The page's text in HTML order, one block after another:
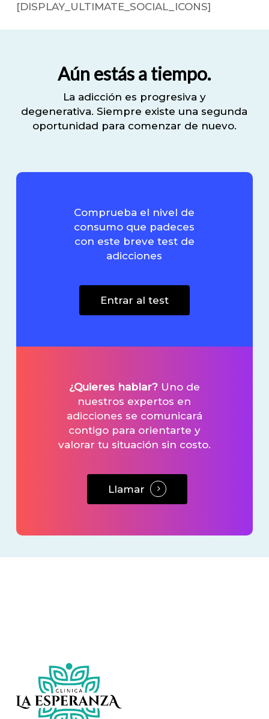
[DISPLAY_ULTIMATE_SOCIAL_ICONS]
Aún estás a tiempo.
La adicción es progresiva y
degenerativa.Siempre existe una segunda
oportunidad para comenzar de nuevo.
Comprueba el nivel de
consumo que padeces
con este breve test de
adicciones
Entrar al test
¿Quieres hablar?Uno de
nuestros expertos en
adicciones se comunicará
contigo para orientarte y
valorar tu situación sin costo.
Llamar